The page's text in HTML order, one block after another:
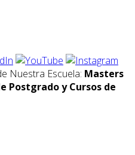
Nuestra Escuela: Masters
Postgrado y Cursos de